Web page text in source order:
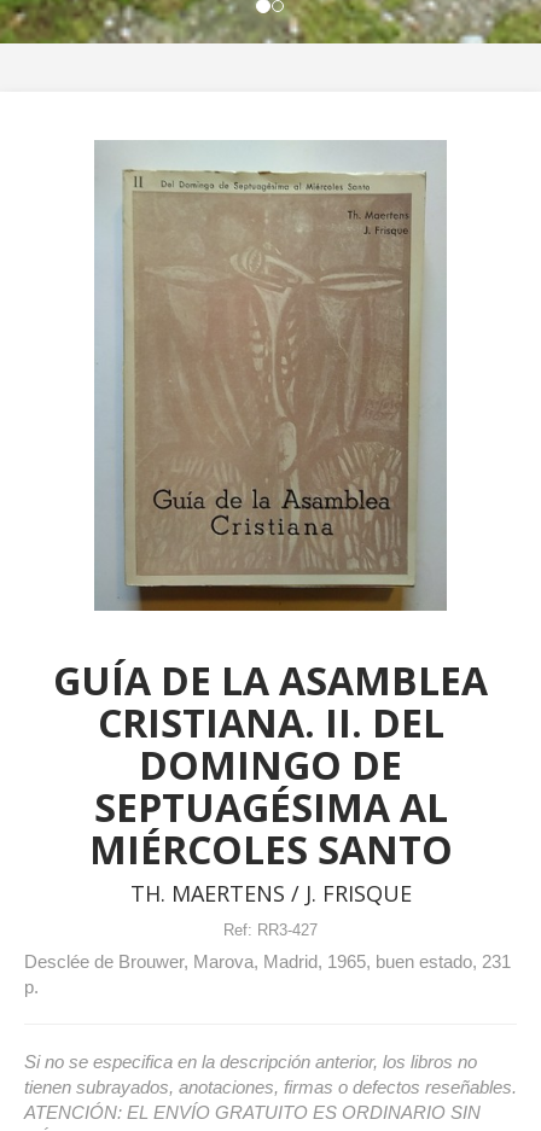
GUÍA DE LA ASAMBLEA
CRISTIANA. II. DEL
DOMINGO DE
SEPTUAGÉSIMA AL
MIÉRCOLES SANTO
TH. MAERTENS / J. FRISQUE
Ref: RR3-427
Desclée de Brouwer, Marova, Madrid, 1965, buen estado, 231
p.
Si no se especifica en la descripción anterior, los libros no
tienen subrayados, anotaciones, firmas o defectos reseñables.
ATENCIÓN: EL ENVÍO GRATUITO ES ORDINARIO SIN